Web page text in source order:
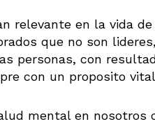
relevante en la vida
que no son
personas, con
con un proposito
mental en nosotros